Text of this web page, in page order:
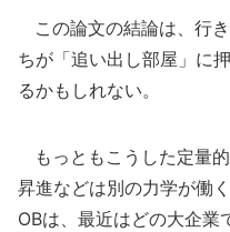
この論文の結論は、行
ちが「追い出し部屋」に
るかもしれない。
もっともこうした定量
昇進などは別の力学が働
OBは、最近はどの大企業